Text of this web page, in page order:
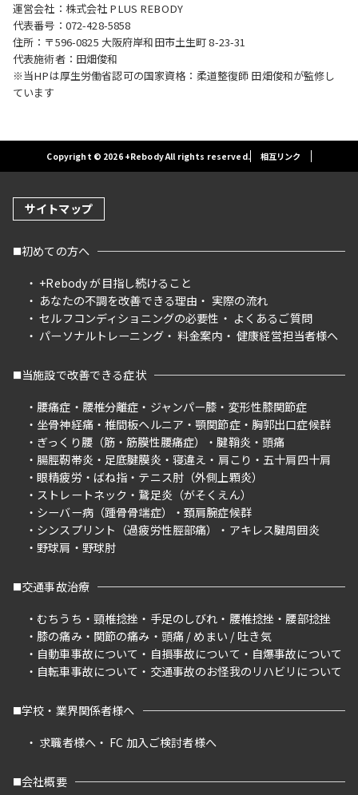
運営会社：株式会社 PLUS REBODY
代表番号：072-428-5858
住所：〒596-0825 大阪府岸和田市土生町 8-23-31
代表施術者：田畑俊和
※当HPは厚生労働省認可の国家資格：柔道整復師 田畑俊和が監修し
ています
Copyright © 2026 +Rebody All rights reserved. 相互リンク
サイトマップ
初めての方へ
+Rebody が目指し続けること
あなたの不調を改善できる理由
実際の流れ
セルフコンディショニングの必要性
よくあるご質問
パーソナルトレーニング
料金案内 健康経営担当者様へ
当施設で改善できる症状
腰痛症
腰椎分離症 ジャンパー膝
変形性膝関節症
坐骨神経痛
椎間板ヘルニア 顎関節症
胸郭出口症候群
ぎっくり腰（筋・筋膜性腰痛症）
腱鞘炎
頭痛
腸脛靭帯炎
足底腱膜炎 寝違え 肩こり
五十肩四十肩
眼精疲労
ばね指
テニス肘（外側上顆炎）
ストレートネック
鵞足炎（がそくえん）
シーバー病（踵骨骨端症）
頚肩腕症候群
シンスプリント（過疲労性脛部痛）
アキレス腱周囲炎
野球肩
野球肘
交通事故治療
むちうち
頸椎捻挫 手足のしびれ 腰椎捻挫
腰部捻挫
膝の痛み
関節の痛み
頭痛 / めまい / 吐き気
自動車事故について
自損事故について
自爆事故について
自転車事故について
交通事故のお怪我のリハビリについて
学校・業界関係者様へ
求職者様へ
FC 加入ご検討者様へ
会社概要